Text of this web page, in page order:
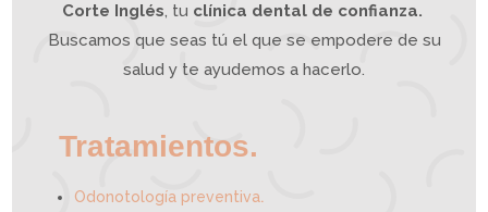
Corte Inglés, tu clínica dental de confianza.
Buscamos que seas tú el que se empodere de su
salud y te ayudemos a hacerlo.
Tratamientos.
Odonotología preventiva.